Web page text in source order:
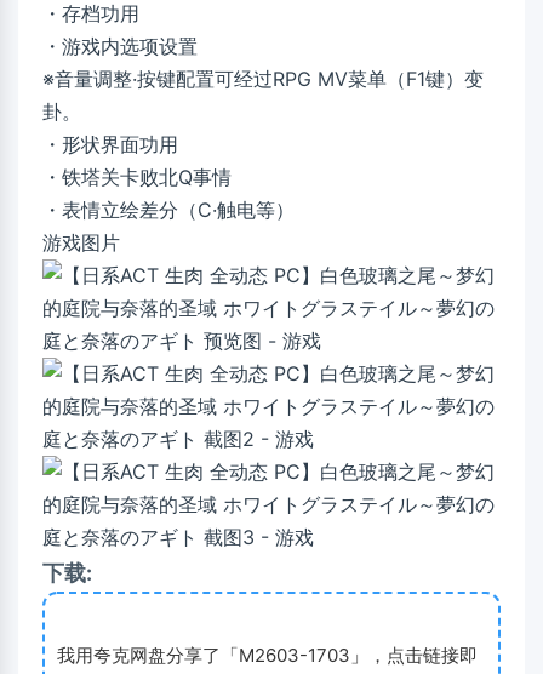
・存档功用
・游戏内选项设置
※音量调整·按键配置可经过RPG MV菜单（F1键）变
卦。
・形状界面功用
・铁塔关卡败北Q事情
・表情立绘差分（C·触电等）
游戏图片
下载:
我用夸克网盘分享了「M2603-1703」，点击链接即